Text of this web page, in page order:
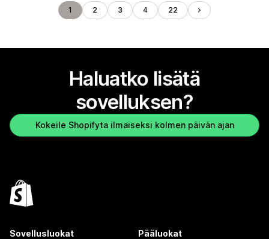
1 2 3 4 22
Haluatko lisätä
sovelluksen?
Kokeile Shopifyta ilmaiseksi kolmen päivän ajan
Sovellusluokat Pääluokat